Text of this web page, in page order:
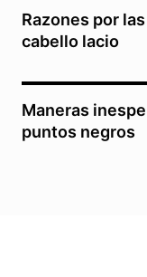
Razones por
cabello lacio
Maneras
puntos negros